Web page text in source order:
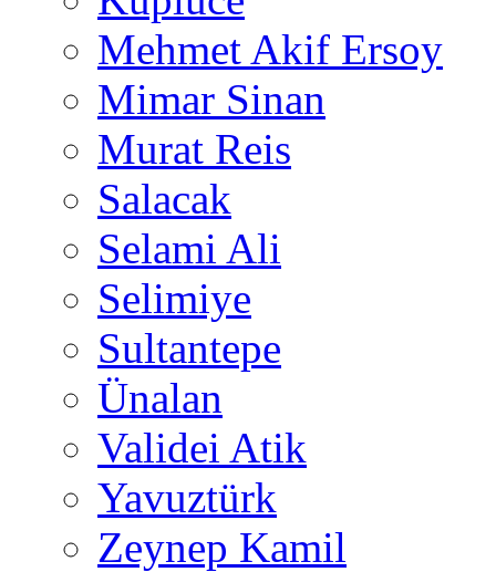
Mehmet Akif Ersoy
Mimar Sinan
Murat Reis
Salacak
Selami Ali
Selimiye
Sultantepe
Ünalan
Validei Atik
Yavuztürk
Zeynep Kamil